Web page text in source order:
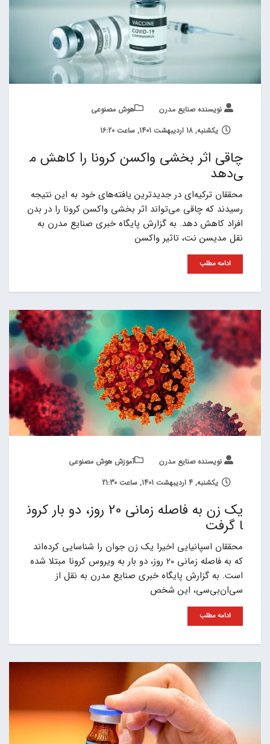
نویسنده صنایع مدرن
هوش مصنوعی
یکشنبه, 18 اردیبهشت 1401, ساعت 16:20
چاقی اثر بخشی واکسن کرونا را کاهش م
ی‌دهد
محققان ترکیه‌ای در جدیدترین یافته‌های خود به این نتیجه
رسیدند که چاقی‌ می‌تواند اثر بخشی واکسن کرونا را در بدن
افراد کاهش دهد. به گزارش پایگاه خبری صنایع مدرن به
نقل مدیسن نت، تاثیر واکسن
ادامه مطلب
نویسنده صنایع مدرن
آموزش هوش مصنوعی
یکشنبه, 4 اردیبهشت 1401, ساعت 21:30
یک زن به فاصله زمانی 20 روز، دو بار کرون
ا گرفت
محققان اسپانیایی اخیرا یک زن جوان را شناسایی کرده‌اند
که به فاصله زمانی 20 روز، دو بار به ویروس کرونا مبتلا شده
است. به گزارش پایگاه خبری صنایع مدرن به نقل از
سی‌ان‌بی‌سی، این شخص
ادامه مطلب